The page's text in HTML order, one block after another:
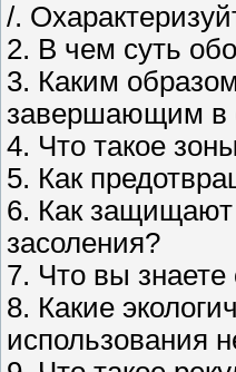
/.
2. В чем суть
3. Каким
завершающим в
4. Что такое
5. Как
6. Как защищают
засоления?
7. Что вы знаете
8. Какие
использования